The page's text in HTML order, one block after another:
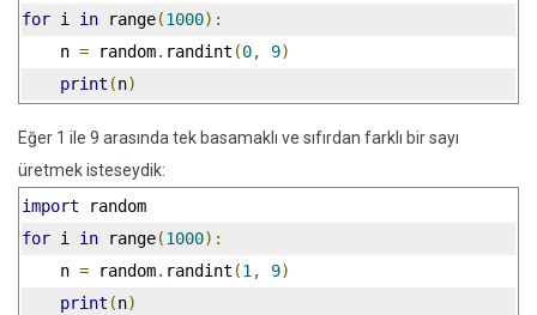
for i in range(1000):
    n
= random. randint (0, 9)
print (n)
Eğer 1 ile 9 arasında tek basamaklı ve sıfırdan farklı bir sayı
üretmek isteseydik:
import random
for i in range(1000):
    n
= random. randint (1 , 9)
print (n)